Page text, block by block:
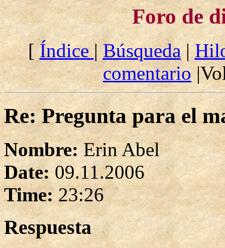
Foro de
[Índice|Búsqueda|
comentario
Re: Pregunta para el
Nombre:Erin Abel
Date:09.11.2006
Time:23:26
Respuesta